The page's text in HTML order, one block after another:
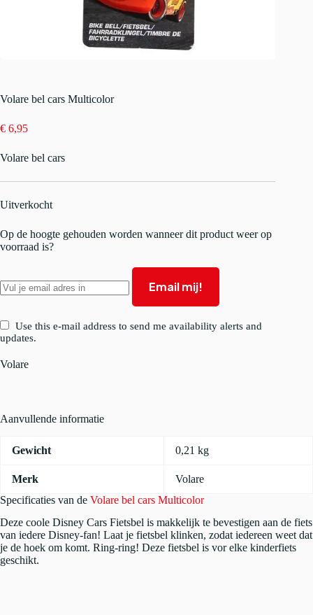
Volare bel cars Multicolor
€ 6,95
Volare bel cars
Uitverkocht
Op de hoogte gehouden worden wanneer dit product weer op
voorraad is?
Email mij!
Use this e-mail address to send me availability alerts and
updates.
Volare
Specificaties van de Volare bel cars Multicolor
Deze coole Disney Cars Fietsbel is makkelijk te bevestigen aan de fiets
van iedere Disney-fan! Laat je fietsbel klinken, zodat iedereen weet dat
je de hoek om komt. Ring-ring! Deze fietsbel is vor elke kinderfiets
geschikt.
Aanvullende informatie
Gewicht 0,21 kg
Merk Volare